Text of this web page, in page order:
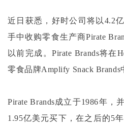
近日获悉，好时公司将以4.2
手中收购零食生产商Pirate
以前完成。Pirate Brands将在
零食品牌Amplify Snack Brands
Pirate Brands成立于1986年，
1.95亿美元买下，在之后的5